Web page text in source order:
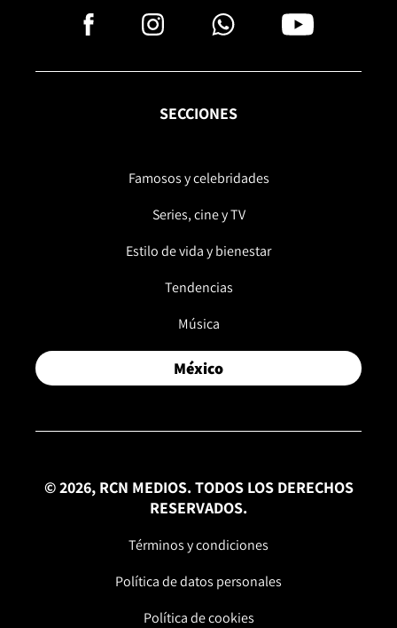
SECCIONES
Famosos y celebridades
Series, cine y TV
Estilo de vida y bienestar
Tendencias
Música
México
© 2026, RCN MEDIOS. TODOS LOS DERECHOS
RESERVADOS.
Términos y condiciones
Política de datos personales
Política de cookies